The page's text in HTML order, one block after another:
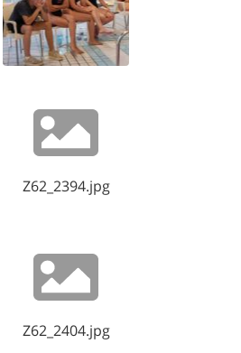
Z62_2394.jpg
Z62_2404.jpg